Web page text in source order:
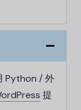
Python / 外
提